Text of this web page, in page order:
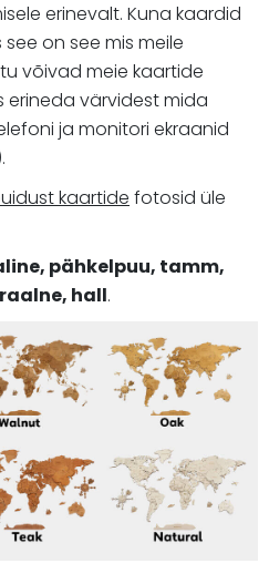
erinevalt. Kuna kaardid
on see mis meile
võivad meie kaartide
erineda värvidest mida
ja monitori ekraanid
kaartide fotosid üle
pähkelpuu, tamm,
hall.